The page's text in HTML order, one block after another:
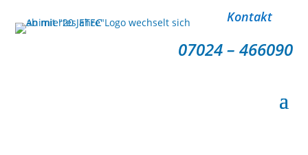
Kontakt
07024 – 466090